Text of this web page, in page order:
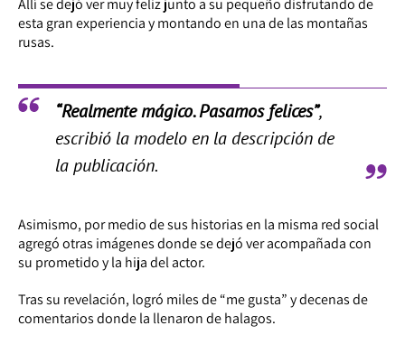
esta gran experiencia y montando en una de las montañas
rusas.
“Realmente mágico. Pasamos felices”,
escribió la modelo en la descripción de
la publicación.
Asimismo, por medio de sus historias en la misma red social
agregó otras imágenes donde se dejó ver acompañada con
su prometido y la hija del actor.
Tras su revelación, logró miles de “me gusta” y decenas de
comentarios donde la llenaron de halagos.